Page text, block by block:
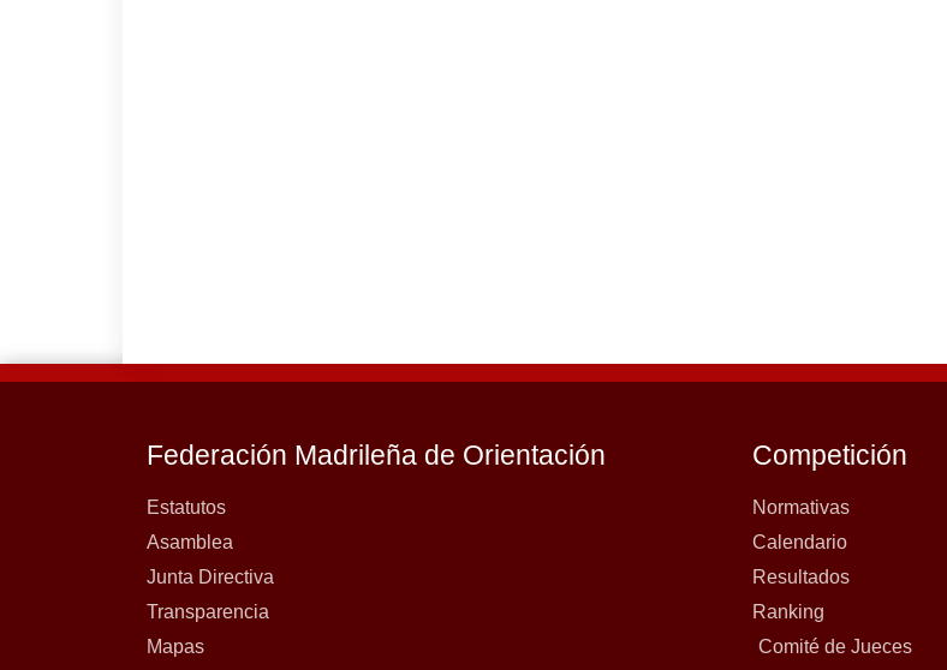
Federación Madrileña de Orientación
Estatutos
Asamblea
Junta Directiva
Transparencia
Mapas
Competición
Normativas
Calendario
Resultados
Ranking
Comité de Jueces